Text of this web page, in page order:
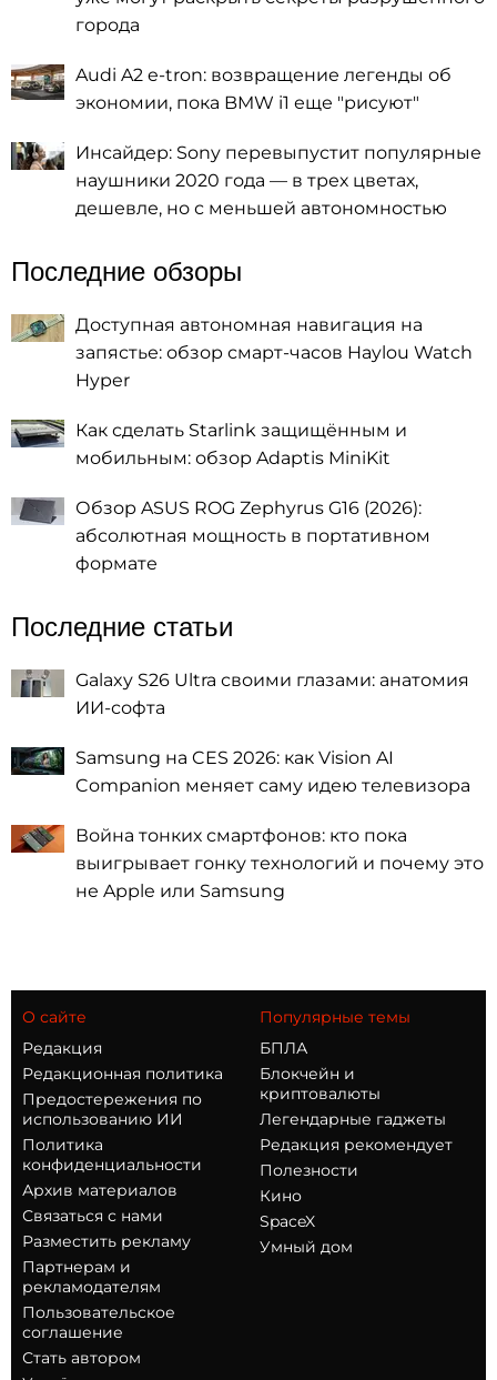
города
Audi A2 e-tron: возвращение легенды об
экономии, пока BMW i1 еще "рисуют"
Инсайдер: Sony перевыпустит популярные
наушники 2020 года — в трех цветах,
дешевле, но с меньшей автономностью
Последние обзоры
Доступная автономная навигация на
запястье: обзор смарт-часов Haylou Watch
Hyper
Как сделать Starlink защищённым и
мобильным: обзор Adaptis MiniKit
Обзор ASUS ROG Zephyrus G16 (2026):
абсолютная мощность в портативном
формате
Последние статьи
Galaxy S26 Ultra своими глазами: анатомия
ИИ-софта
Samsung на CES 2026: как Vision AI
Companion меняет саму идею телевизора
Война тонких смартфонов: кто пока
выигрывает гонку технологий и почему это
не Apple или Samsung
О сайте
Редакция
Редакционная политика
Предостережения по
использованию ИИ
Политика
конфиденциальности
Архив материалов
Связаться с нами
Разместить рекламу
Партнерам и
рекламодателям
Пользовательское
соглашение
Стать автором
Популярные темы
БПЛА
Блокчейн и
криптовалюты
Легендарные гаджеты
Редакция рекомендует
Полезности
Кино
SpaceX
Умный дом